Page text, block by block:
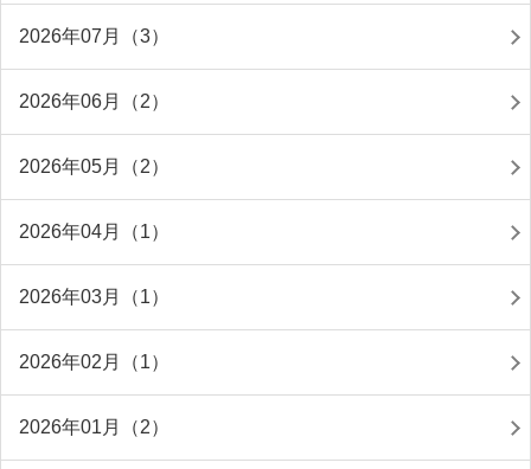
2026年07月（3）
2026年06月（2）
2026年05月（2）
2026年04月（1）
2026年03月（1）
2026年02月（1）
2026年01月（2）